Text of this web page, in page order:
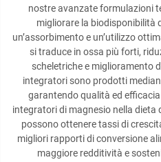
nostre avanzate formulazioni
migliorare la biodisponibilità
un’assorbimento e un’utilizzo
si traduce in ossa più forti,
scheletriche e miglioramento
integratori sono prodotti
garantendo qualità ed
integratori di magnesio nella dieta
possono ottenere tassi di
migliori rapporti di conversione
maggiore redditività e